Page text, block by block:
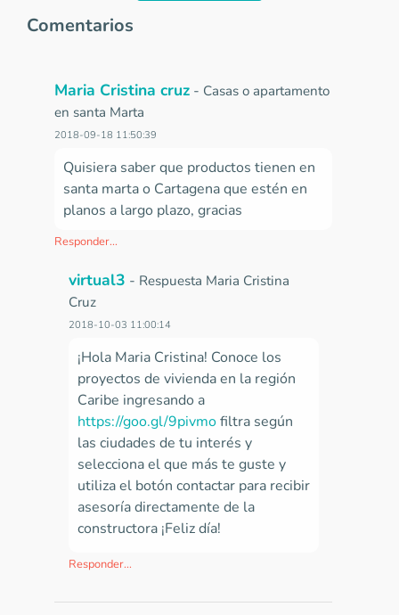
Comentarios
Maria Cristina cruz - Casas o apartamento
en santa Marta
2018-09-18 11:50:39
Quisiera saber que productos tienen en
santa marta o Cartagena que estén en
planos a largo plazo, gracias
Responder...
virtual3 - Respuesta Maria Cristina
Cruz
2018-10-03 11:00:14
¡Hola Maria Cristina! Conoce los
proyectos de vivienda en la región
Caribe ingresando a
https://goo.gl/9pivmofiltra según
las ciudades de tu interés y
selecciona el que más te guste y
utiliza el botón contactar para recibir
asesoría directamente de la
constructora ¡Feliz día!
Responder...